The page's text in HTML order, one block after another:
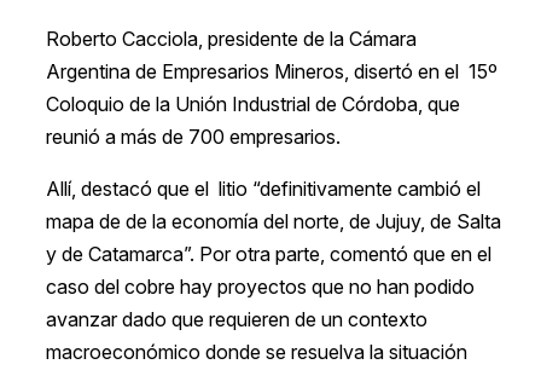
Roberto Cacciola, presidente de la Cámara
Argentina de Empresarios Mineros, disertó en el 15º
Coloquio de la Unión Industrial de Córdoba, que
reunió a más de 700 empresarios.
Allí, destacó que el litio “definitivamente cambió el
mapa de de la economía del norte, de Jujuy, de Salta
y de Catamarca”. Por otra parte, comentó que en el
caso del cobre hay proyectos que no han podido
avanzar dado que requieren de un contexto
macroeconómico donde se resuelva la situación